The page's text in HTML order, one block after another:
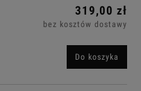
319,00 zł
bez kosztów dostawy
Do koszyka